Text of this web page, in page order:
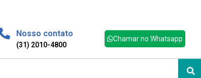
Nosso contato
(31) 2010-4800
Chamar no Whatsapp